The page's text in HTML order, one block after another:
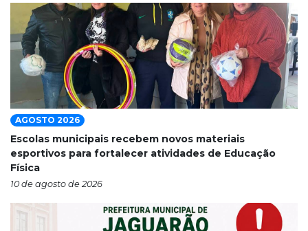
AGOSTO 2026
Escolas municipais recebem novos materiais
esportivos para fortalecer atividades de Educação
Física
10 de agosto de 2026